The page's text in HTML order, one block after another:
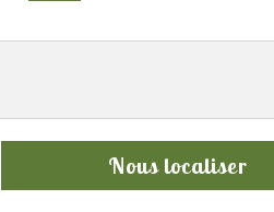
Nous localiser